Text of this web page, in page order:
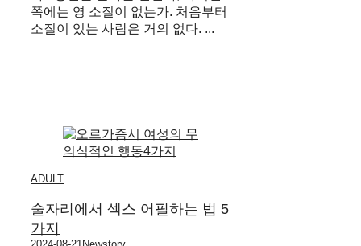
쪽에는 영 소질이 없는가. 처음부터
소질이 있는 사람은 거의 없다. ...
ADULT
술자리에서 섹스 어필하는 법 5
가지